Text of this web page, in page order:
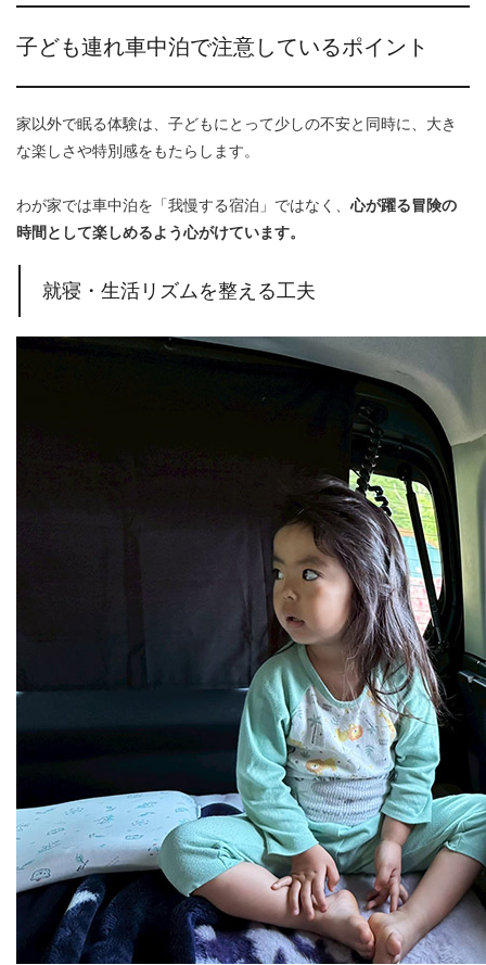
子ども連れ車中泊で注意しているポイント
家以外で眠る体験は、子どもにとって少しの不安と同時に、大き
な楽しさや特別感をもたらします。
わが家では車中泊を「我慢する宿泊」ではなく、 心が躍る冒険の
時間として楽しめるよう心がけています。
就寝・生活リズムを整える工夫